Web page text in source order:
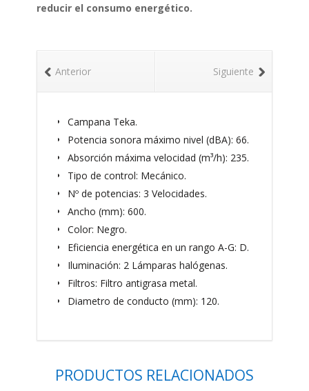
reducir el consumo energético.
Siguiente
Anterior
Campana Teka.
Potencia sonora máximo nivel (dBA): 66.
Absorción máxima velocidad (m³/h): 235.
Tipo de control: Mecánico.
Nº de potencias: 3 Velocidades.
Ancho (mm): 600.
Color: Negro.
Eficiencia energética en un rango A-G: D.
Iluminación: 2 Lámparas halógenas.
Filtros: Filtro antigrasa metal.
Diametro de conducto (mm): 120.
PRODUCTOS RELACIONADOS